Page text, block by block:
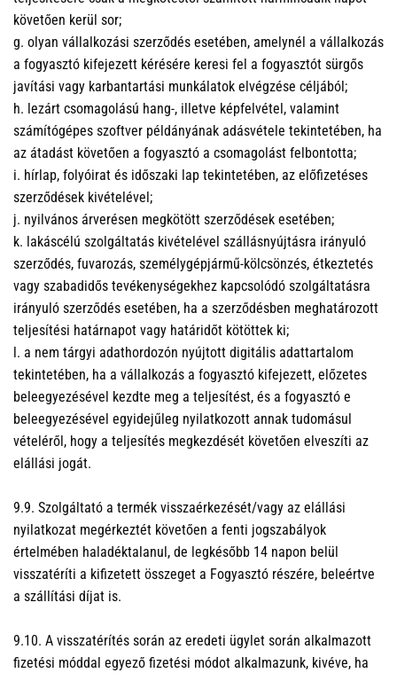
követően kerül sor;
g. olyan vállalkozási szerződés esetében, amelynél a vállalkozás
a fogyasztó kifejezett kérésére keresi fel a fogyasztót sürgős
javítási vagy karbantartási munkálatok elvégzése céljából;
h. lezárt csomagolású hang-, illetve képfelvétel, valamint
számítógépes szoftver példányának adásvétele tekintetében, ha
az átadást követően a fogyasztó a csomagolást felbontotta;
i. hírlap, folyóirat és időszaki lap tekintetében, az előfizetéses
szerződések kivételével;
j. nyilvános árverésen megkötött szerződések esetében;
k. lakáscélú szolgáltatás kivételével szállásnyújtásra irányuló
szerződés, fuvarozás, személygépjármű-kölcsönzés, étkeztetés
vagy szabadidős tevékenységekhez kapcsolódó szolgáltatásra
irányuló szerződés esetében, ha a szerződésben meghatározott
teljesítési határnapot vagy határidőt kötöttek ki;
l. a nem tárgyi adathordozón nyújtott digitális adattartalom
tekintetében, ha a vállalkozás a fogyasztó kifejezett, előzetes
beleegyezésével kezdte meg a teljesítést, és a fogyasztó e
beleegyezésével egyidejűleg nyilatkozott annak tudomásul
vételéről, hogy a teljesítés megkezdését követően elveszíti az
elállási jogát.
9.9. Szolgáltató a termék visszaérkezését/vagy az elállási
nyilatkozat megérkeztét követően a fenti jogszabályok
értelmében haladéktalanul, de legkésőbb 14 napon belül
visszatéríti a kifizetett összeget a Fogyasztó részére, beleértve
a szállítási díjat is.
9.10. A visszatérítés során az eredeti ügylet során alkalmazott
fizetési móddal egyező fizetési módot alkalmazunk, kivéve, ha